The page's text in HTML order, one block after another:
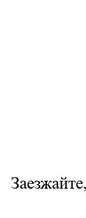
Заезжайте,